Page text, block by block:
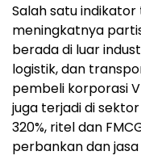
Salah satu
meningkatnya
berada di luar
logistik, dan
pembeli korporasi
juga terjadi di
320%, ritel dan
perbankan dan jasa